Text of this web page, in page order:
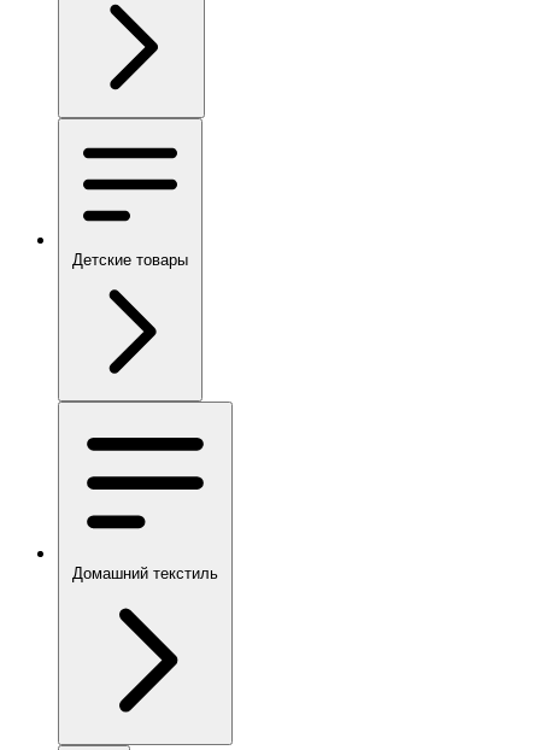
Детские товары
Домашний текстиль